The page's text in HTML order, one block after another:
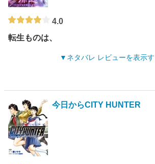
4.0
転生ものは、
ネタバレ レビューを表示
今日からCITY HUNTER